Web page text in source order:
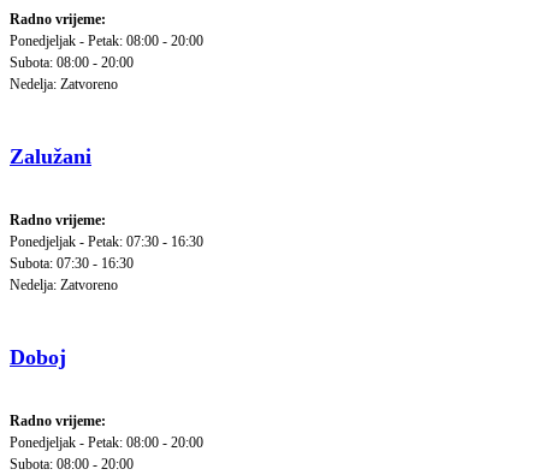
Radno vrijeme:
Ponedjeljak - Petak: 08:00 - 20:00
Subota: 08:00 - 20:00
Nedelja: Zatvoreno
Zalužani
Radno vrijeme:
Ponedjeljak - Petak: 07:30 - 16:30
Subota: 07:30 - 16:30
Nedelja: Zatvoreno
Doboj
Radno vrijeme:
Ponedjeljak - Petak: 08:00 - 20:00
Subota: 08:00 - 20:00